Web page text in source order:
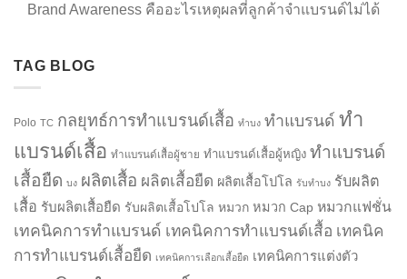
Brand Awareness คืออะไรเหตุผลที่ลูกค้าจำแบรนด์ไม่ได้
TAG BLOG
Polo TC กลยุทธ์การทำแบรนด์เสื้อ ทำบง ทำแบรนด์ ทำ
แบรนด์เสื้อ ทำแบรนด์เสื้อผู้ชาย ทำแบรนด์เสื้อผู้หญิง ทำแบรนด์
เสื้อยืด บง ผลิตเสื้อ ผลิตเสื้อยืด ผลิตเสื้อโปโล รับทำบง รับผลิต
เสื้อ รับผลิตเสื้อยืด รับผลิตเสื้อโปโล หมวก หมวก Cap หมวกแฟชั่น
เทคนิคการทำแบรนด์ เทคนิคการทำแบรนด์เสื้อ เทคนิค
การทำแบรนด์เสื้อยืด เทคนิคการเลือกเสื้อยืด เทคนิคการแต่งตัว